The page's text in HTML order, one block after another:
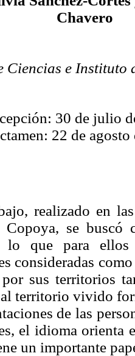
Chavero
Ciencias e Instituto
30 de julio
22 de agosto
realizado en
Copoya, se buscó
lo que para
consideradas
sus territorios
territorio vivido
de las
el idioma orienta
un importante